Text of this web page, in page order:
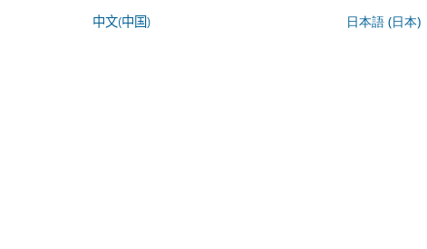
中文(中国) 日本語 (日本)